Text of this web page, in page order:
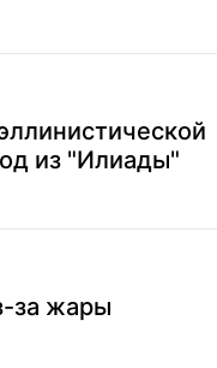
из "Илиады"
за жары